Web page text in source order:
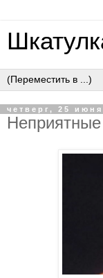
четверг, 25 июня